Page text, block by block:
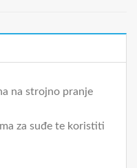
na strojno pranje
za suđe te koristiti